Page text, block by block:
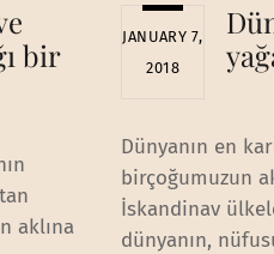
bir
aklına
JANUARY 7,
2018
Dünyanın en
birçoğumuzun
İskandinav
dünyanın,